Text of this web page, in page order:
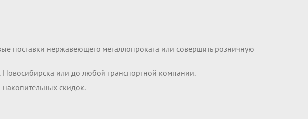
поставки нержавеющего металлопроката или совершить розничную
или до любой транспортной компании.
скидок.